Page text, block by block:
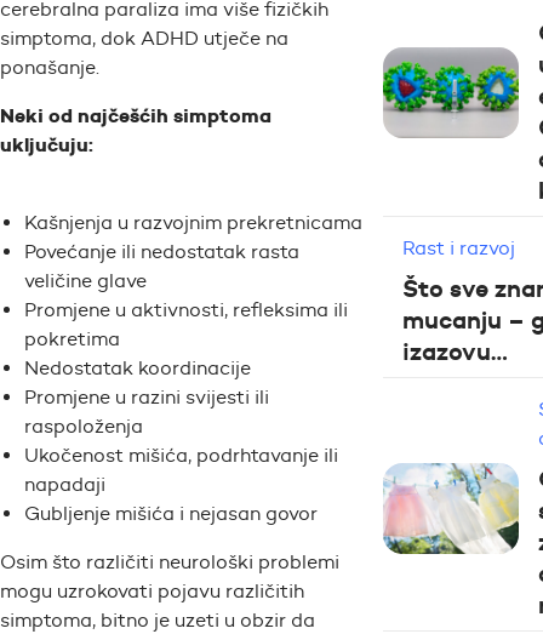
cerebralna paraliza ima više fizičkih
simptoma, dok ADHD utječe na
ponašanje.
Neki od najčešćih simptoma
uključuju:
Kašnjenja u razvojnim prekretnicama
Povećanje ili nedostatak rasta
veličine glave
Promjene u aktivnosti, refleksima ili
pokretima
Nedostatak koordinacije
Promjene u razini svijesti ili
raspoloženja
Ukočenost mišića, podrhtavanje ili
napadaji
Gubljenje mišića i nejasan govor
Osim što različiti neurološki problemi
mogu uzrokovati pojavu različitih
simptoma, bitno je uzeti u obzir da
Rast i razvoj
Što sve
mucanju –
izazovu…